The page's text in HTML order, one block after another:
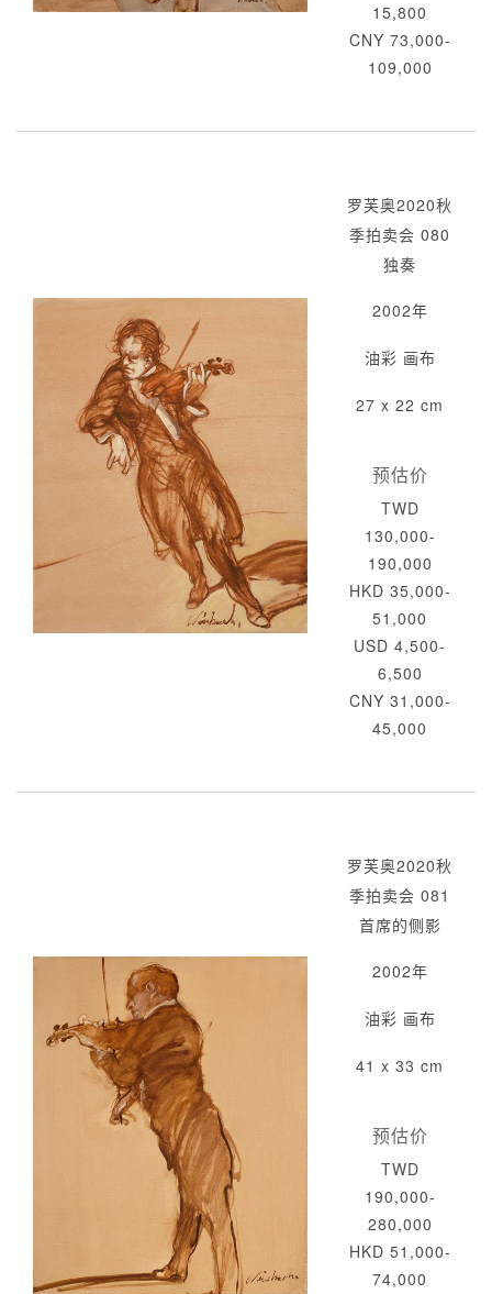
15,800
CNY 73,000-
109,000
罗芙奥2020秋
季拍卖会 080
独奏
2002年
油彩 画布
27 x 22 cm
预估价
TWD
130,000-
190,000
HKD 35,000-
51,000
USD 4,500-
6,500
CNY 31,000-
45,000
罗芙奥2020秋
季拍卖会 081
首席的侧影
2002年
油彩 画布
41 x 33 cm
预估价
TWD
190,000-
280,000
HKD 51,000-
74,000